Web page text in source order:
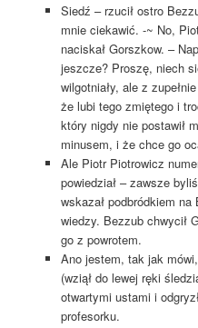
Siedź – rzucił ostro
mnie ciekawić. -~ No,
naciskał Gorszkow. –
jeszcze? Proszę, niech
wilgotniały, ale z
że lubi tego zmiętego i
który nigdy nie postawił
minusem, i że chce go
Ale Piotr Piotrowicz
powiedział – zawsze
wskazał podbródkiem
wiedzy. Bezzub chwycił
go z powrotem.
Ano jestem, tak jak
(wziął do lewej ręki
otwartymi ustami i
profesorku.